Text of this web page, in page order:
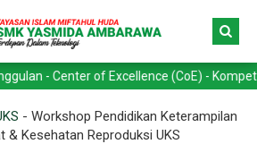
- Center of Excellence (CoE) -
- Workshop Pendidikan Keterampilan
& Kesehatan Reproduksi UKS